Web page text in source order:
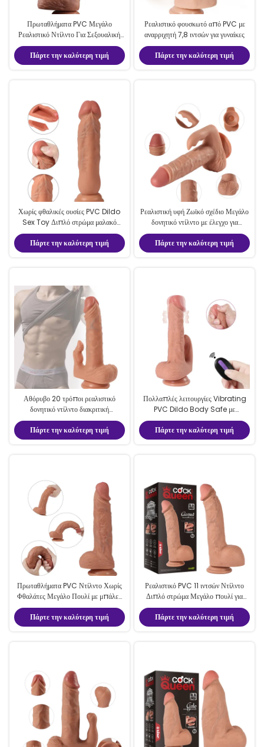
Πρωταθλήματα PVC Μεγάλο
Ρεαλιστικό Ντίλντο Για Σεξουαλική
Ευχαρίστηση
Πάρτε την καλύτερη τιμή
Ρεαλιστικό φουσκωτό από PVC με
αναρριχητή 7,8 ιντσών για γυναίκες
Πάρτε την καλύτερη τιμή
Χωρίς φθαλικές ουσίες PVC Dildo
Sex Toy Διπλό στρώμα μαλακό
δέρμα 7.2 ίντσες ρεαλιστικά Dong
Xise παιχνίδια
Πάρτε την καλύτερη τιμή
Ρεαλιστική υφή Ζωϊκό σχέδιο Μεγάλο
δονητικό ντίλντο με έλεγχο για
εξατομικευμένη ευχαρίστηση
Πάρτε την καλύτερη τιμή
Αθόρυβο 20 τρόποι ρεαλιστικό
δονητικό ντίλντο διακριτική
ευχαρίστηση με τηλεχειριστήριο για
γυναίκες
Πάρτε την καλύτερη τιμή
Πολλαπλές λειτουργίες Vibrating
PVC Dildo Body Safe με
τηλεχειριστήριο για γυναίκα
Πάρτε την καλύτερη τιμή
Πρωταθλήματα PVC Ντίλντο Χωρίς
Φθαλάτες Μεγάλο Πουλί με μπάλες
8,8 ίντσες ρεαλιστική φλέβα
Πάρτε την καλύτερη τιμή
Ρεαλιστικό PVC 11 ιντσών Ντίλντο
Διπλό στρώμα Μεγάλο πουλί για
γυναίκες Σεξουαλικά παιχνίδια
Πάρτε την καλύτερη τιμή